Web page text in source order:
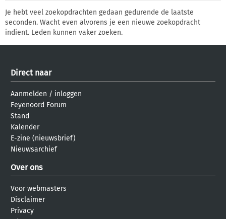
Je hebt veel zoekopdrachten gedaan gedurende de laatste
seconden. Wacht even alvorens je een nieuwe zoekopdracht
indient. Leden kunnen vaker zoeken.
Direct naar
Aanmelden / inloggen
Feyenoord Forum
Stand
Kalender
E-zine (nieuwsbrief)
Nieuwsarchief
Over ons
Voor webmasters
Disclaimer
Privacy